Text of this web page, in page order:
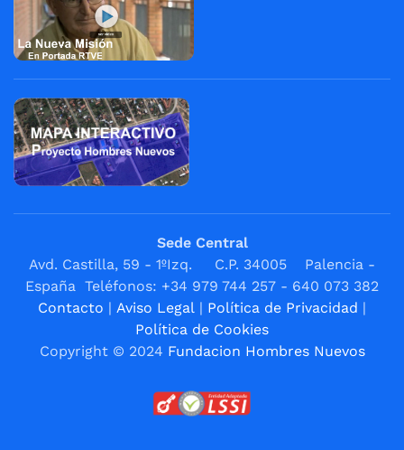
Sede Central
Avd. Castilla, 59 - 1ºIzq. C.P. 34005 Palencia -
España Teléfonos: +34 979 744 257 - 640 073 382
Contacto | Aviso Legal | Política de Privacidad |
Política de Cookies
Copyright © 2024 Fundacion Hombres Nuevos